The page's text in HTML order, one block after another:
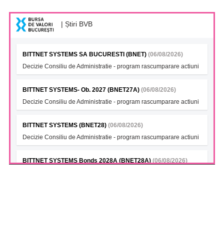
| Știri BVB
BITTNET SYSTEMS SA BUCURESTI (BNET) (06/08/2026)
Decizie Consiliu de Administratie - program rascumparare actiuni
BITTNET SYSTEMS- Ob. 2027 (BNET27A) (06/08/2026)
Decizie Consiliu de Administratie - program rascumparare actiuni
BITTNET SYSTEMS (BNET28) (06/08/2026)
Decizie Consiliu de Administratie - program rascumparare actiuni
BITTNET SYSTEMS Bonds 2028A (BNET28A) (06/08/2026)